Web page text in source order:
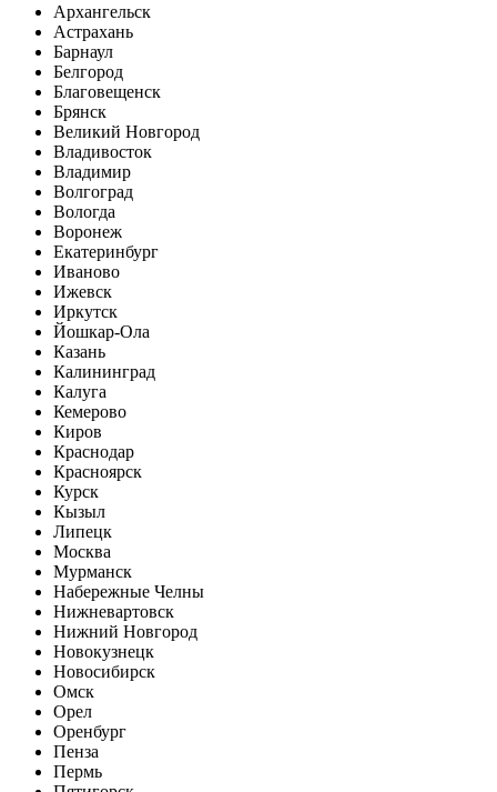
Архангельск
Астрахань
Барнаул
Белгород
Благовещенск
Брянск
Великий Новгород
Владивосток
Владимир
Волгоград
Вологда
Воронеж
Екатеринбург
Иваново
Ижевск
Иркутск
Йошкар-Ола
Казань
Калининград
Калуга
Кемерово
Киров
Краснодар
Красноярск
Курск
Кызыл
Липецк
Москва
Мурманск
Набережные Челны
Нижневартовск
Нижний Новгород
Новокузнецк
Новосибирск
Омск
Орел
Оренбург
Пенза
Пермь